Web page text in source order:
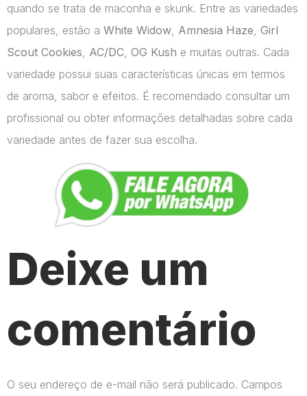
quando se trata de maconha e skunk. Entre as variedades
populares, estão a White Widow Amnesia Haze Girl
Scout Cookies AC/DC OG Kush e muitas outras. Cada
variedade possui suas características únicas em termos
de aroma, sabor e efeitos. É recomendado consultar um
profissional ou obter informações detalhadas sobre cada
variedade antes de fazer sua escolha.
Deixe um
comentário
O seu endereço de e-mail não será publicado. Campos